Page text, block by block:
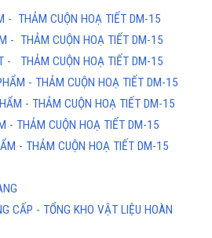
- THẢM CUỘN HOẠ TIẾT DM-15
- THẢM CUỘN HOẠ TIẾT DM-15
- THẢM CUỘN HOẠ TIẾT DM-15
- THẢM CUỘN HOẠ TIẾT DM-15
- THẢM CUỘN HOẠ TIẾT DM-15
- THẢM CUỘN HOẠ TIẾT DM-15
- THẢM CUỘN HOẠ TIẾT DM-15
CẤP - TỔNG KHO VẬT LIỆU HOÀN